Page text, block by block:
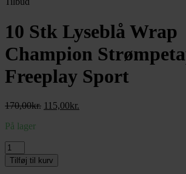
10 Stk Lyseblå Wrap
Champion
Freeplay Sport
170,00kr. Den
115,00kr.
På lager
10
Stk
Lyseblå
Tilføj til kurv